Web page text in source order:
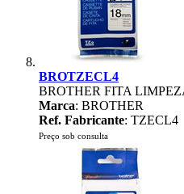
BROTZECL4
BROTHER FITA
Marca: BROTHER
Ref. Fabricante: TZECL4
Preço sob consulta